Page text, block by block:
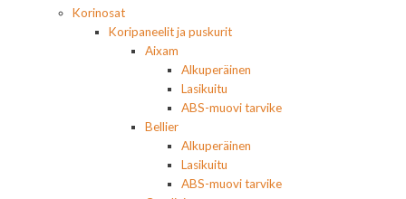
Korinosat
Koripaneelit ja puskurit
Aixam
Alkuperäinen
Lasikuitu
ABS-muovi tarvike
Bellier
Alkuperäinen
Lasikuitu
ABS-muovi tarvike